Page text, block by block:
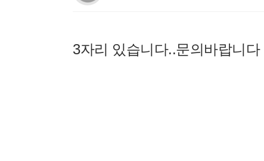
3자리 있습니다..문의바랍니다